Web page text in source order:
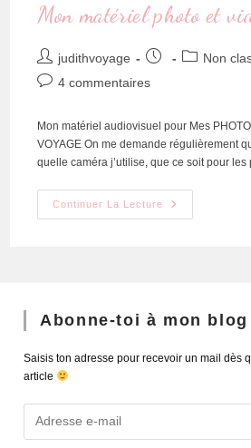
Mon matériel photo et
judithvoyage
Non
4 commentaires
Mon matériel audiovisuel pour Mes
VOYAGE On me demande régulièrement
quelle caméra j’utilise, que ce soit pour
Continuer La Lecture
Abonne-toi à mon
Saisis ton adresse pour recevoir un mail dès
article